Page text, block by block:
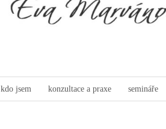
kdo jsem konzultace a praxe semináře